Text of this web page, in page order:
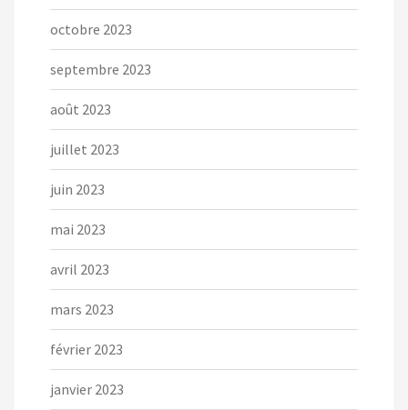
octobre 2023
septembre 2023
août 2023
juillet 2023
juin 2023
mai 2023
avril 2023
mars 2023
février 2023
janvier 2023